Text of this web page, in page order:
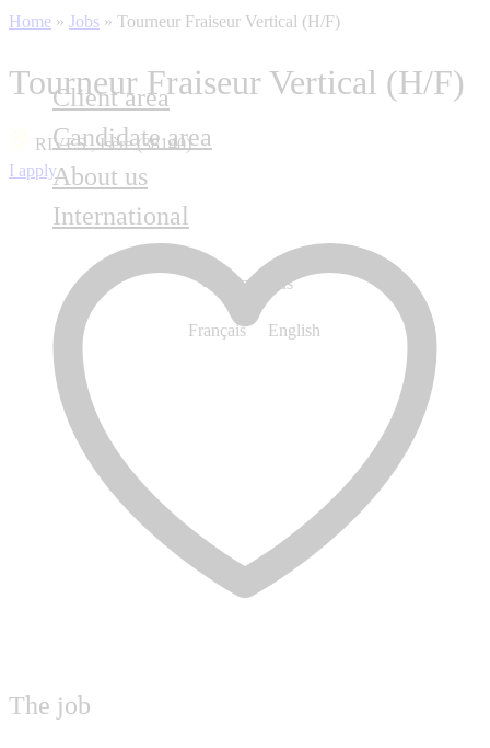
Client area
Candidate area
About us
International
Contact us
Français English
Home » Jobs » Tourneur Fraiseur Vertical (H/F)
Tourneur Fraiseur Vertical (H/F)
RIVES , Isère (38140)
I apply
The job